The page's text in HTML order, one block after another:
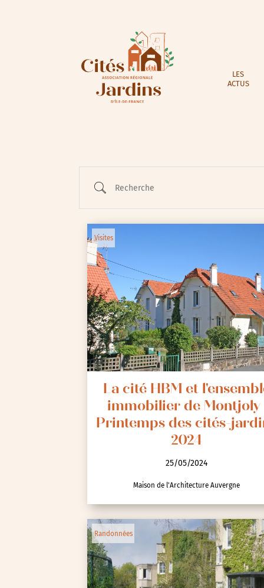
LES
ACTUS
Visites
La cité HBM et
immobilier de Montjoly |
Printemps des cités-
2024
25/05/2024
Maison de l'Architecture Auvergne
Randonnées